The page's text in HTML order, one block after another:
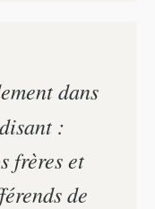
dans
:
frères et
de